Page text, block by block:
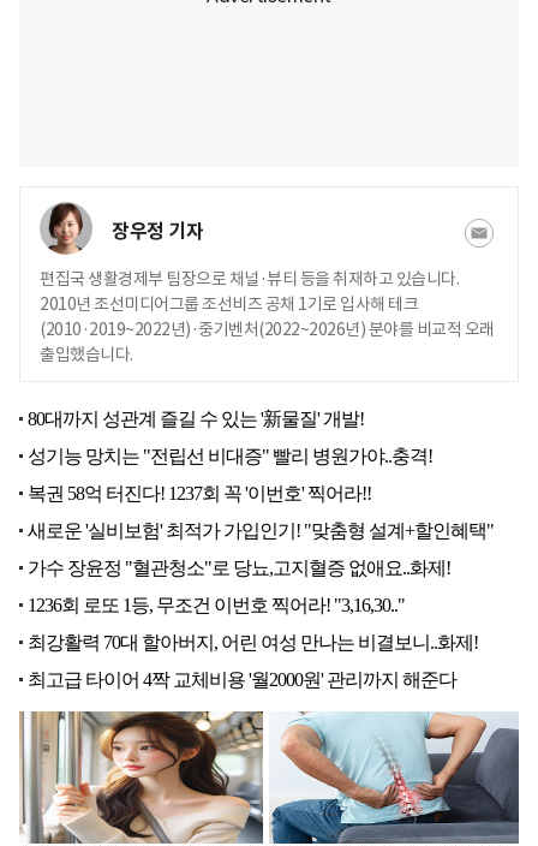
장우정 기자
편집국 생활경제부 팀장으로 채널·뷰티 등을 취재하고 있습니다.
2010년 조선미디어그룹 조선비즈 공채 1기로 입사해 테크
(2010·2019~2022년)·중기벤처(2022~2026년) 분야를 비교적 오래
출입했습니다.